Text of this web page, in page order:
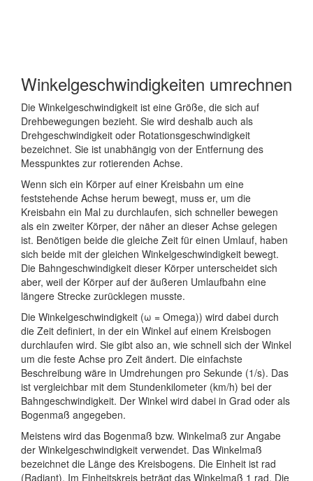
Winkelgeschwindigkeiten umrechnen
Die Winkelgeschwindigkeit ist eine Größe, die sich auf
Drehbewegungen bezieht. Sie wird deshalb auch als
Drehgeschwindigkeit oder Rotationsgeschwindigkeit
bezeichnet. Sie ist unabhängig von der Entfernung des
Messpunktes zur rotierenden Achse.
Wenn sich ein Körper auf einer Kreisbahn um eine
feststehende Achse herum bewegt, muss er, um die
Kreisbahn ein Mal zu durchlaufen, sich schneller bewegen
als ein zweiter Körper, der näher an dieser Achse gelegen
ist. Benötigen beide die gleiche Zeit für einen Umlauf, haben
sich beide mit der gleichen Winkelgeschwindigkeit bewegt.
Die Bahngeschwindigkeit dieser Körper unterscheidet sich
aber, weil der Körper auf der äußeren Umlaufbahn eine
längere Strecke zurücklegen musste.
Die Winkelgeschwindigkeit (ω = Omega)) wird dabei durch
die Zeit definiert, in der ein Winkel auf einem Kreisbogen
durchlaufen wird. Sie gibt also an, wie schnell sich der Winkel
um die feste Achse pro Zeit ändert. Die einfachste
Beschreibung wäre in Umdrehungen pro Sekunde (1/s). Das
ist vergleichbar mit dem Stundenkilometer (km/h) bei der
Bahngeschwindigkeit. Der Winkel wird dabei in Grad oder als
Bogenmaß angegeben.
Meistens wird das Bogenmaß bzw. Winkelmaß zur Angabe
der Winkelgeschwindigkeit verwendet. Das Winkelmaß
bezeichnet die Länge des Kreisbogens. Die Einheit ist rad
(Radiant). Im Einheitskreis beträgt das Winkelmaß 1 rad. Die